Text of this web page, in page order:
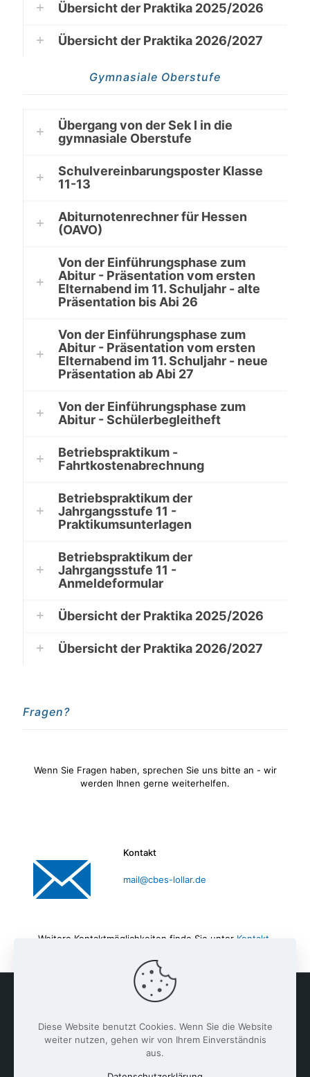
Übersicht der Praktika 2025/2026
Übersicht der Praktika 2026/2027
Gymnasiale Oberstufe
Übergang von der Sek I in die
gymnasiale Oberstufe
Schulvereinbarungsposter Klasse
11-13
Abiturnotenrechner für Hessen
(OAVO)
Von der Einführungsphase zum
Abitur - Präsentation vom ersten
Elternabend im 11. Schuljahr - alte
Präsentation bis Abi 26
Von der Einführungsphase zum
Abitur - Präsentation vom ersten
Elternabend im 11. Schuljahr - neue
Präsentation ab Abi 27
Von der Einführungsphase zum
Abitur - Schülerbegleitheft
Betriebspraktikum -
Fahrtkostenabrechnung
Betriebspraktikum der
Jahrgangsstufe 11 -
Praktikumsunterlagen
Betriebspraktikum der
Jahrgangsstufe 11 -
Anmeldeformular
Übersicht der Praktika 2025/2026
Übersicht der Praktika 2026/2027
Fragen?
Wenn Sie Fragen haben, sprechen Sie uns bitte an - wir
werden Ihnen gerne weiterhelfen.
Kontakt
mail@cbes-lollar.de
Weitere Kontaktmöglichkeiten finde Sie unter Kontakt,
Diese Website benutzt Cookies. Wenn Sie die Website
weiter nutzen, gehen wir von Ihrem Einverständnis
aus.